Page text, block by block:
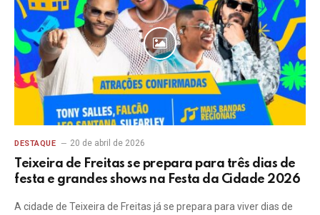
DESTAQUE 20 de abril de 2026
Teixeira de Freitas se prepara para três dias de
festa e grandes shows na Festa da Cidade 2026
A cidade de Teixeira de Freitas já se prepara para viver dias de